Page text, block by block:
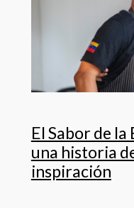
El Sabor de la
una historia
inspiración